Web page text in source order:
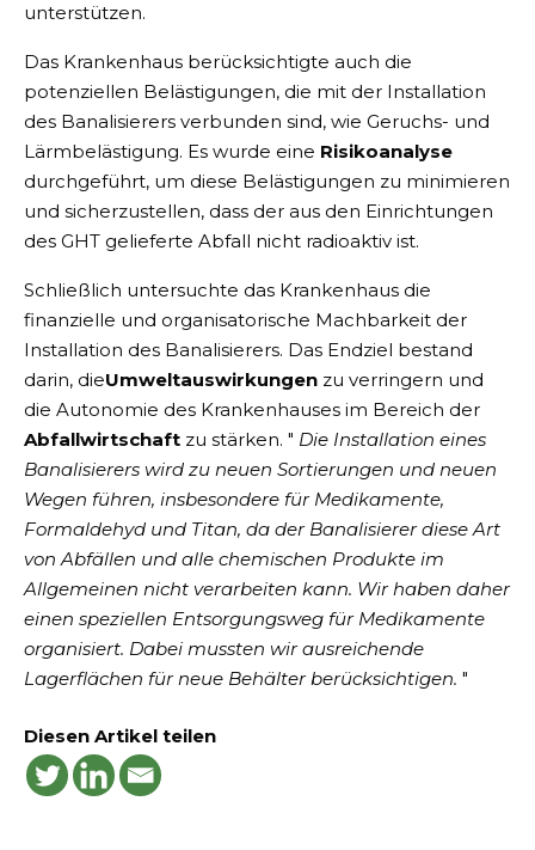
unterstützen.
Das Krankenhaus berücksichtigte auch die
potenziellen Belästigungen, die mit der Installation
des Banalisierers verbunden sind, wie Geruchs- und
Lärmbelästigung. Es wurde eine Risikoanalyse
durchgeführt, um diese Belästigungen zu minimieren
und sicherzustellen, dass der aus den Einrichtungen
des GHT gelieferte Abfall nicht radioaktiv ist.
Schließlich untersuchte das Krankenhaus die
finanzielle und organisatorische Machbarkeit der
Installation des Banalisierers. Das Endziel bestand
darin, dieUmweltauswirkungen zu verringern und
die Autonomie des Krankenhauses im Bereich der
Abfallwirtschaft zu stärken. " Die Installation eines
Banalisierers wird zu neuen Sortierungen und neuen
Wegen führen, insbesondere für Medikamente,
Formaldehyd und Titan, da der Banalisierer diese Art
von Abfällen und alle chemischen Produkte im
Allgemeinen nicht verarbeiten kann. Wir haben daher
einen speziellen Entsorgungsweg für Medikamente
organisiert. Dabei mussten wir ausreichende
Lagerflächen für neue Behälter berücksichtigen. "
Diesen Artikel teilen